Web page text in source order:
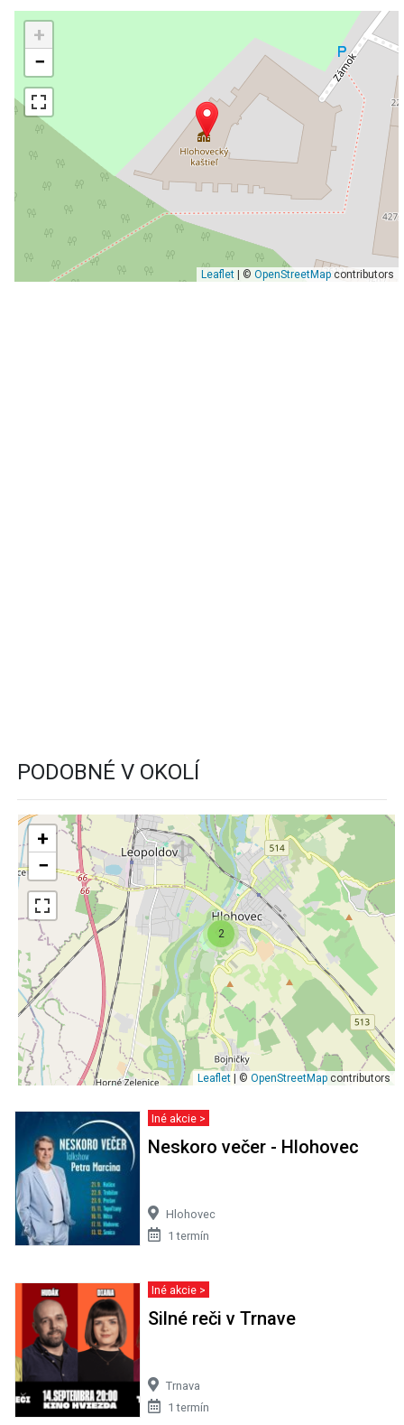
+
−
Leaflet| © OpenStreetMapcontributors
PODOBNÉ V OKOLÍ
2
+
−
Leaflet | © OpenStreetMap contributors
Iné akcie >
Neskoro večer - Hlohovec
Hlohovec
1 termín
Iné akcie >
Silné reči v Trnave
Trnava
1 termín